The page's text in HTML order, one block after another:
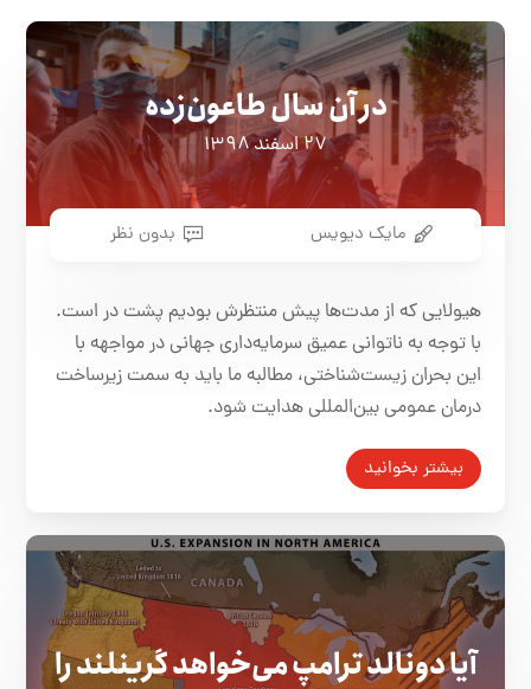
در آن سال طاعون‌­زده
۲۷ اسفند ۱۳۹۸
مایک دیویس بدون نظر
هیولایی که از مدت‌­ها پیش منتظرش بودیم پشت در است.
با توجه به ناتوانی عمیق سرمایه­‌داری جهانی در مواجهه با
این بحران زیست­‌شناختی، مطالبه ما باید به سمت زیرساخت
درمان عمومی بین‌‌المللی هدایت شود.
بیشتر بخوانید
آیا دونالد ترامپ می‌خواهد گرینلند را